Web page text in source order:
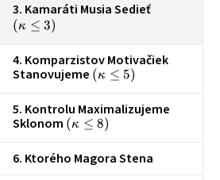
3. Kamaráti Musia Sedieť
(κ ≤ 3)
4. Komparzistov Motivačiek
Stanovujeme \left(\kappa
\le 5\right)
(κ ≤ 5)
5. Kontrolu Maximalizujeme
Sklonom \left(\kappa
\le 8\right)
(κ ≤ 8)
6. Ktorého Magora Stena